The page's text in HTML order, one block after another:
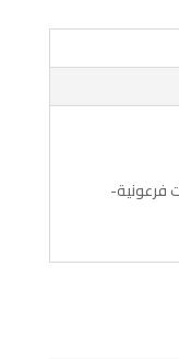
فرعونية-